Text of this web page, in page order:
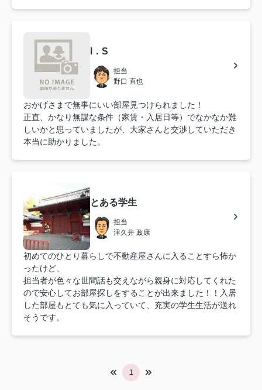
I．S
担当
野口 直也
おかげさまで無事にいい部屋見つけられました！
正直、かなり無謀な条件（家賃・入居日等）でなかなか難
しいかと思っていましたが、大家さんと交渉していただき
本当に助かりました。
とある学生
担当
津久井 政康
初めてのひとり暮らしで不動産屋さんに入ることすら怖か
ったけど、
担当者が色々な世間話も交えながら親身に対応してくれた
ので安心してお部屋探しをすることが出来ました！！入居
した部屋もとても気に入っていて、充実の学生生活が送れ
そうです。
1